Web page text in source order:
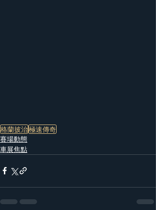
格蘭披治極速傳奇
賽場動態
車展焦點